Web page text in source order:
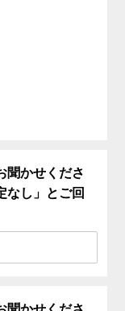
聞かせくださ
なし」とご回